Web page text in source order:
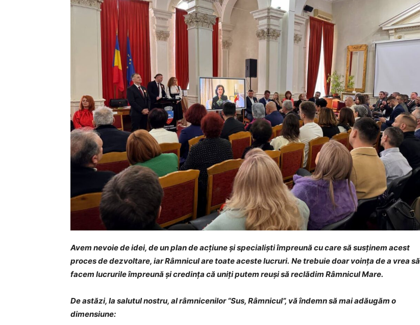
Avem nevoie de idei, de un plan de acțiune și specialiști împreună cu care să susținem acest
proces de dezvoltare, iar Râmnicul are toate aceste lucruri. Ne trebuie doar voința de a vrea să
facem lucrurile împreună și credința că uniți putem reuși să reclădim Râmnicul Mare.
De astăzi, la salutul nostru, al râmnicenilor “Sus, Râmnicul”, vă îndemn să mai adăugăm o
dimensiune: